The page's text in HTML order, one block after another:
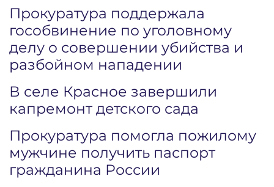
Прокуратура поддержала
гособвинение по уголовному
делу о совершении убийства и
разбойном нападении
В селе Красное завершили
капремонт детского сада
Прокуратура помогла пожилому
мужчине получить паспорт
гражданина России